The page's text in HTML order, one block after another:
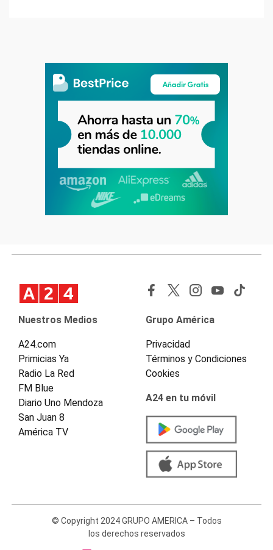
Nuestros Medios
A24.com
Primicias Ya
Radio La Red
FM Blue
Diario Uno Mendoza
San Juan 8
América TV
Grupo América
Privacidad
Términos y Condiciones
Cookies
A24 en tu móvil
© Copyright 2024 GRUPO AMERICA – Todos
los derechos reservados